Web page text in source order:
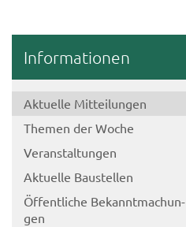
In­for­ma­tio­nen
Ak­tu­el­le Mit­tei­lun­gen
The­men der Woche
Ver­an­stal­tun­gen
Ak­tu­el­le Bau­stel­len
Öf­fent­li­che Be­kannt­ma­chun­
gen